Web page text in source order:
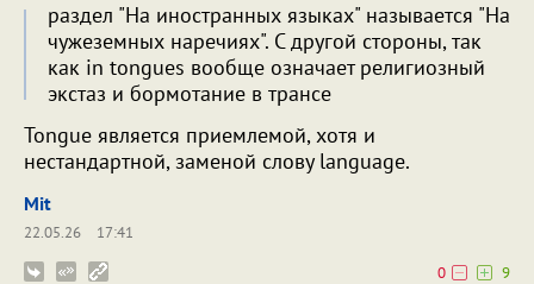
раздел "На иностранных языках" называется "На
чужеземных наречиях". С другой стороны, так
как in tongues вообще означает религиозный
экстаз и бормотание в трансе
Tongue является приемлемой, хотя и
нестандартной, заменой слову language.
Mit
22.05.26
17:41
0
9